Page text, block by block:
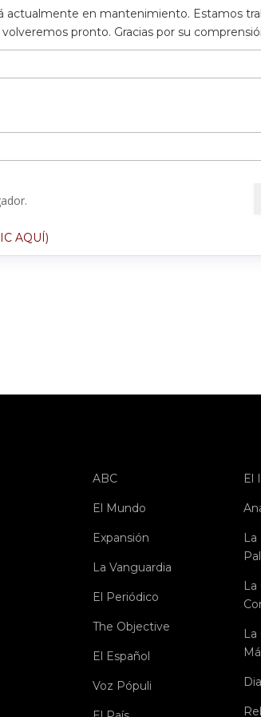
actualmente en mantenimiento. Estamos
pronto. Gracias por su
AQUÍ)
ABC
El Mundo
Expansión
La Vanguardia
El Periódico
The Objective
El Español
Voz Pópuli
El
La
La
La